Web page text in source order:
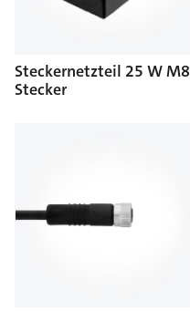
Steckernetzteil 25 W M8
Stecker